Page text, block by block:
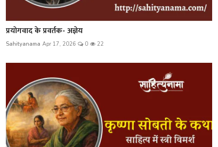
प्रयोगवाद के प्रवर्तक- अज्ञेय
Sahityanama Apr 17, 2026 0 22